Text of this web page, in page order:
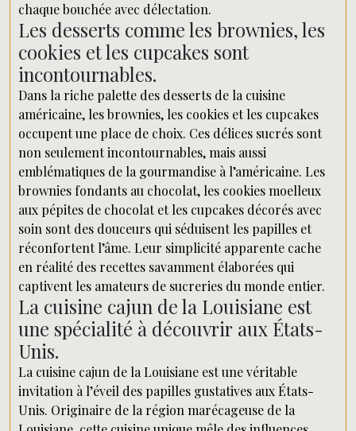
chaque bouchée avec délectation.
Les desserts comme les brownies, les
cookies et les cupcakes sont
incontournables.
Dans la riche palette des desserts de la cuisine
américaine, les brownies, les cookies et les cupcakes
occupent une place de choix. Ces délices sucrés sont
non seulement incontournables, mais aussi
emblématiques de la gourmandise à l’américaine. Les
brownies fondants au chocolat, les cookies moelleux
aux pépites de chocolat et les cupcakes décorés avec
soin sont des douceurs qui séduisent les papilles et
réconfortent l’âme. Leur simplicité apparente cache
en réalité des recettes savamment élaborées qui
captivent les amateurs de sucreries du monde entier.
La cuisine cajun de la Louisiane est
une spécialité à découvrir aux États-
Unis.
La cuisine cajun de la Louisiane est une véritable
invitation à l’éveil des papilles gustatives aux États-
Unis. Originaire de la région marécageuse de la